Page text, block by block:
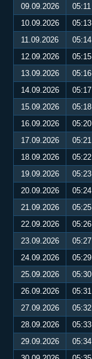
09.09.2026
05:11
10.09.2026
05:13
11.09.2026
05:14
12.09.2026
05:15
13.09.2026
05:16
14.09.2026
05:17
15.09.2026
05:18
16.09.2026
05:20
17.09.2026
05:21
18.09.2026
05:22
19.09.2026
05:23
20.09.2026
05:24
21.09.2026
05:25
22.09.2026
05:26
23.09.2026
05:27
24.09.2026
05:29
25.09.2026
05:30
26.09.2026
05:31
27.09.2026
05:32
28.09.2026
05:33
29.09.2026
05:34